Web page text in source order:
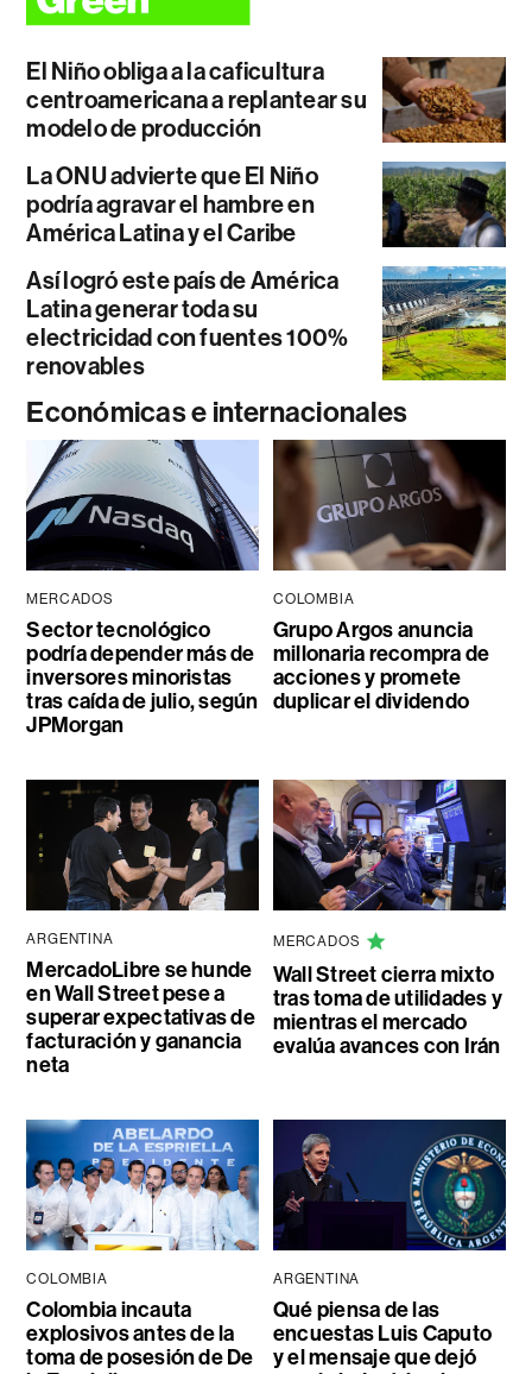
El Niño obliga a la caficultura
centroamericana a replantear su
modelo de producción
La ONU advierte que El Niño
podría agravar el hambre en
América Latina y el Caribe
Así logró este país de América
Latina generar toda su
electricidad con fuentes 100%
renovables
Económicas e internacionales
MERCADOS
Sector tecnológico
podría depender más de
inversores minoristas
tras caída de julio, según
JPMorgan
COLOMBIA
Grupo Argos anuncia
millonaria recompra de
acciones y promete
duplicar el dividendo
ARGENTINA
MercadoLibre se hunde
en Wall Street pese a
superar expectativas de
facturación y ganancia
neta
MERCADOS
Wall Street cierra mixto
tras toma de utilidades y
mientras el mercado
evalúa avances con Irán
COLOMBIA
Colombia incauta
explosivos antes de la
toma de posesión de De
ARGENTINA
Qué piensa de las
encuestas Luis Caputo
y el mensaje que dejó